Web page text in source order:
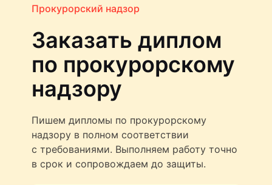
Прокурорский надзор
Заказать диплом
по прокурорскому
надзору
Пишем дипломы по прокурорскому
надзору в полном соответствии
с требованиями. Выполняем работу точно
в срок и сопровождаем до защиты.